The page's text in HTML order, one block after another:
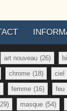
art nouveau (26)
chrome (18) ciel
femme (16) feu
masque (54)